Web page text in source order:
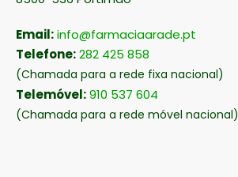
Email:info@farmaciaarade.pt
Telefone:282 425 858
(Chamada para a rede fixa nacional)
Telemóvel:910 537 604
(Chamada para a rede móvel nacional)